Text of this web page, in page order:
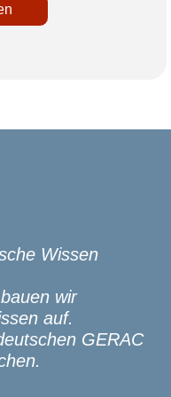
Wissen
wir
auf.
GERAC